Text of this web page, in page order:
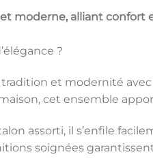
moderne, alliant confort
?
et modernité
cet ensemble
assorti, il s’enfile
soignées